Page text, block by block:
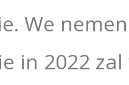
We
in 2022